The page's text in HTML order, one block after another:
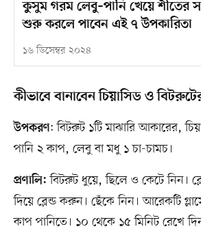
কুসুম গরম লেবু–পানি খেয়ে শীতের
শুরু করলে পাবেন এই ৭ উপকারিতা
১৬ ডিসেম্বর ২০২৪
কীভাবে বানাবেন চিয়াসিড ও
উপকরণ: বিটরুট ১টি মাঝারি আকারের,
পানি ২ কাপ, লেবু বা মধু ১ চা-চামচ।
প্রণালি: বিটরুট ধুয়ে, ছিলে ও কেটে নিন।
দিয়ে ব্লেন্ড করুন। ছেঁকে নিন। আরেকটি
কাপ পানিতে। ১০ থেকে ১৫ মিনিট রেখে